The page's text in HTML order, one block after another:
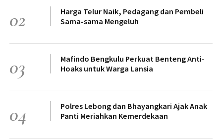
02
Harga Telur Naik, Pedagang dan Pembeli
Sama-sama Mengeluh
03
Mafindo Bengkulu Perkuat Benteng Anti-
Hoaks untuk Warga Lansia
04
Polres Lebong dan Bhayangkari Ajak Anak
Panti Meriahkan Kemerdekaan